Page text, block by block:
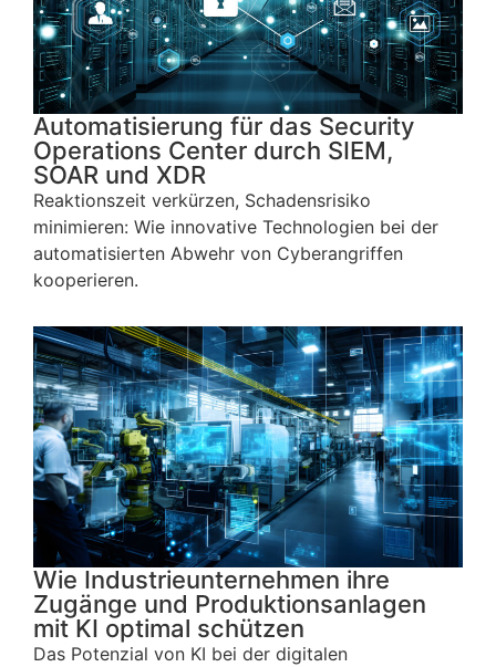
Automatisierung für das Security
Operations Center durch SIEM,
SOAR und XDR
Reaktionszeit verkürzen, Schadensrisiko
minimieren: Wie innovative Technologien bei der
automatisierten Abwehr von Cyberangriffen
kooperieren.
Wie Industrieunternehmen ihre
Zugänge und Produktionsanlagen
mit KI optimal schützen
Das Potenzial von KI bei der digitalen